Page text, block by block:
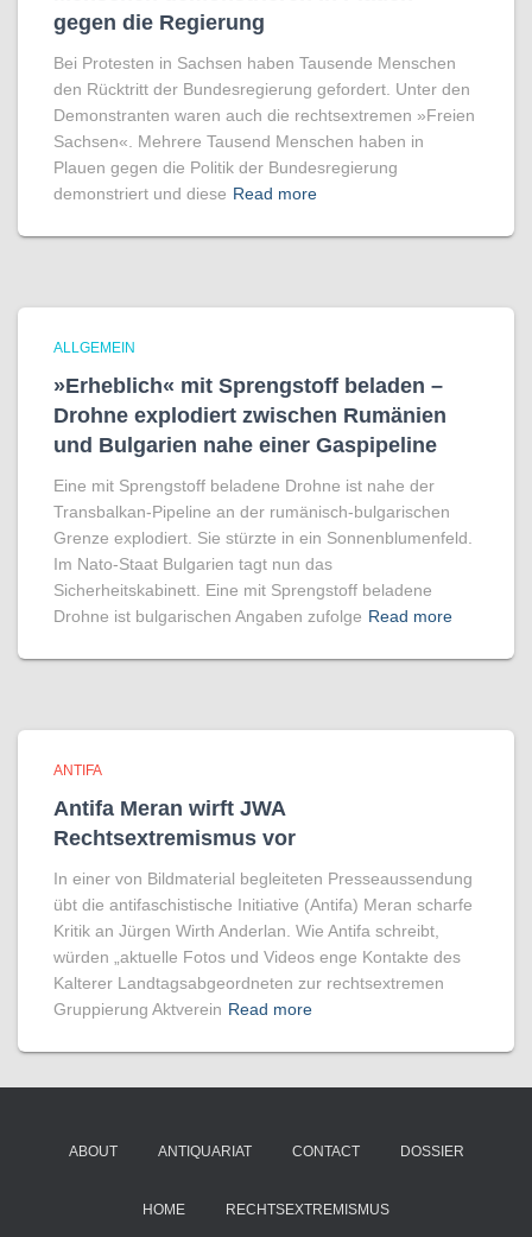
gegen die Regierung
Bei Protesten in Sachsen haben Tausende Menschen
den Rücktritt der Bundesregierung gefordert. Unter den
Demonstranten waren auch die rechtsextremen »Freien
Sachsen«. Mehrere Tausend Menschen haben in
Plauen gegen die Politik der Bundesregierung
demonstriert und diese Read more
ALLGEMEIN
»Erheblich« mit Sprengstoff beladen –
Drohne explodiert zwischen Rumänien
und Bulgarien nahe einer Gaspipeline
Eine mit Sprengstoff beladene Drohne ist nahe der
Transbalkan-Pipeline an der rumänisch-bulgarischen
Grenze explodiert. Sie stürzte in ein Sonnenblumenfeld.
Im Nato-Staat Bulgarien tagt nun das
Sicherheitskabinett. Eine mit Sprengstoff beladene
Drohne ist bulgarischen Angaben zufolge Read more
ANTIFA
Antifa Meran wirft JWA
Rechtsextremismus vor
In einer von Bildmaterial begleiteten Presseaussendung
übt die antifaschistische Initiative (Antifa) Meran scharfe
Kritik an Jürgen Wirth Anderlan. Wie Antifa schreibt,
würden „aktuelle Fotos und Videos enge Kontakte des
Kalterer Landtagsabgeordneten zur rechtsextremen
Gruppierung Aktverein Read more
ABOUT ANTIQUARIAT CONTACT DOSSIER
HOME RECHTSEXTREMISMUS